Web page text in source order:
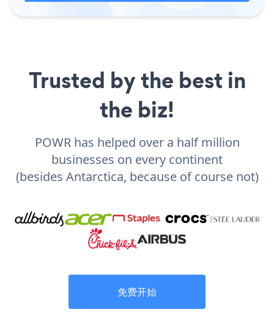
Trusted by the best in
the biz!
POWR has helped over a half million
businesses on every continent
(besides Antarctica, because of course not)
免费开始